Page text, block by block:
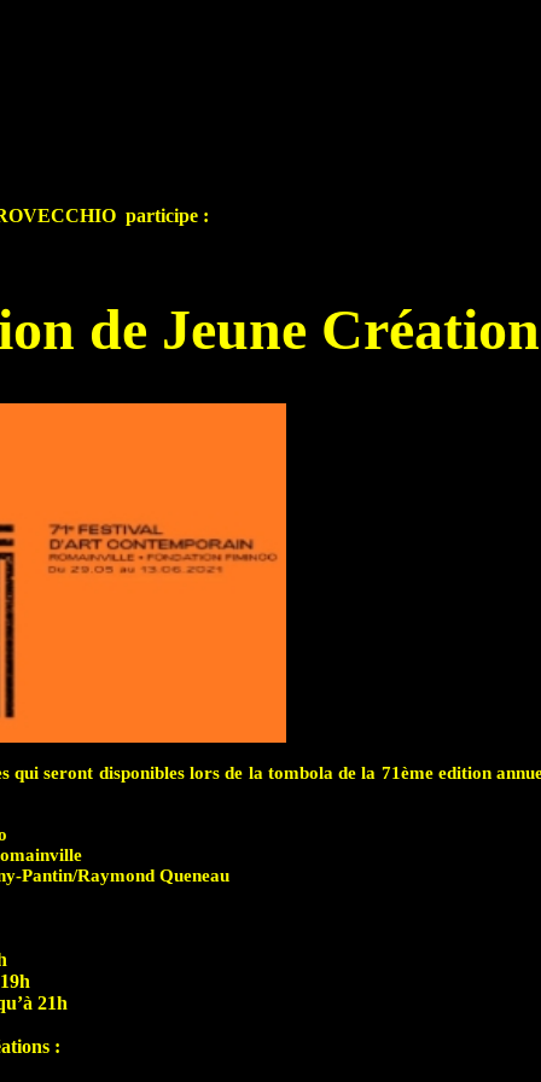
participe :
de Jeune Création
qui seront disponibles lors de la tombola de la 71ème edition
Pantin/Raymond Queneau
21h
: